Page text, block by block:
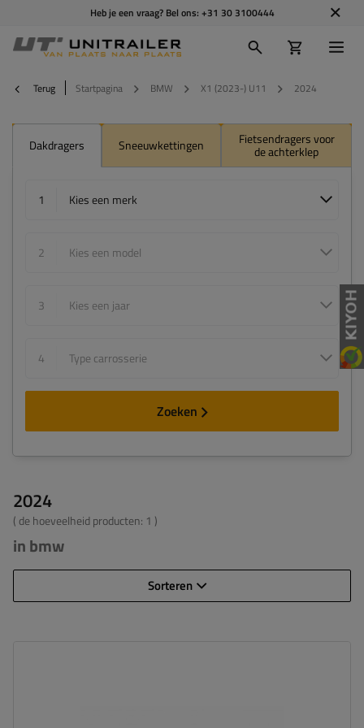
Heb je een vraag? Bel ons: +31 30 3100444
Terug Startpagina BMW X1 (2023-) U11 2024
Dakdragers Sneeuwkettingen Fietsendragers voor
de achterklep
1 Kies een merk
2 Kies een model
3 Kies een jaar
4 Type carrosserie
Zoeken
2024
( de hoeveelheid producten: 1 )
in bmw
Sorteren